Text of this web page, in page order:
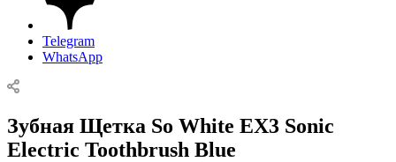
Telegram
WhatsApp
Зубная Щетка So White EX3 Sonic
Electric Toothbrush Blue